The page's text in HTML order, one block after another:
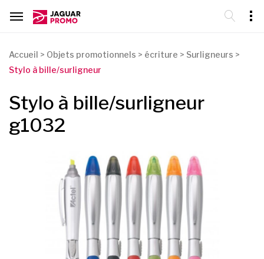
Accueil > Objets promotionnels > écriture > Surligneurs >
Stylo à bille/surligneur
Stylo à bille/surligneur
g1032